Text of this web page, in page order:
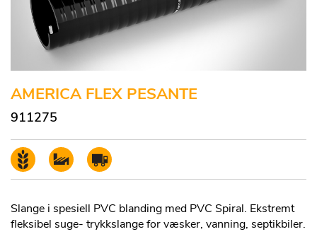
AMERICA FLEX PESANTE
911275
Slange i spesiell PVC blanding med PVC Spiral. Ekstremt
fleksibel suge- trykkslange for væsker, vanning, septikbiler.